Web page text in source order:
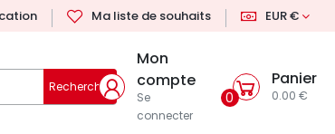
Ma liste de souhaits EUR €
Rechercher
Mon
compte
Se
connecter
0
Panier
0.00 €